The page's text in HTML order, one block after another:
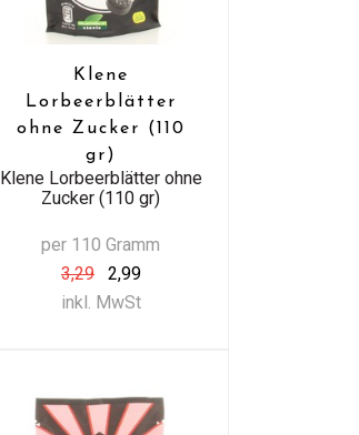
Klene
Lorbeerblätter
ohne Zucker (110
gr)
Klene Lorbeerblätter ohne
Zucker (110 gr)
per 110 Gramm
3,29
2,99
inkl. MwSt